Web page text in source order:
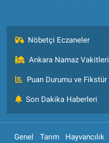
Nöbetçi Eczaneler
Ankara Namaz Vakitleri
Puan Durumu ve Fikstür
Son Dakika Haberleri
Genel Tarım Hayvancılık